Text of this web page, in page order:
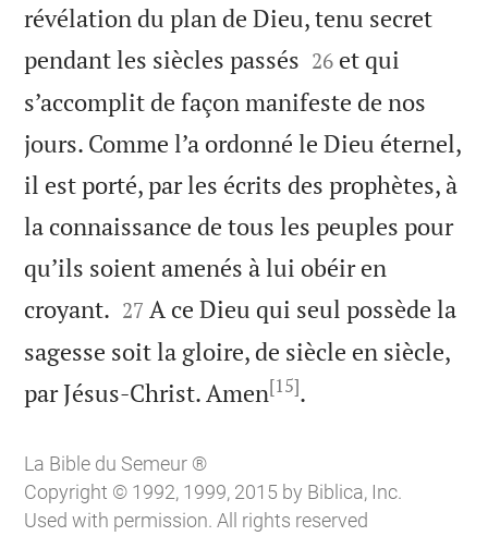
révélation du plan de Dieu, tenu secret
pendant les siècles passés 

26 et qui
s’accomplit de façon manifeste de nos
jours. Comme l’a ordonné le Dieu éternel,
il est porté, par les écrits des prophètes, à
la connaissance de tous les peuples pour
qu’ils soient amenés à lui obéir en
croyant. 

27 A ce Dieu qui seul possède la
sagesse soit la gloire, de siècle en siècle,
par Jésus-Christ. Amen[15].
La Bible du Semeur ®
Copyright © 1992, 1999, 2015 by Biblica, Inc.
Used with permission. All rights reserved